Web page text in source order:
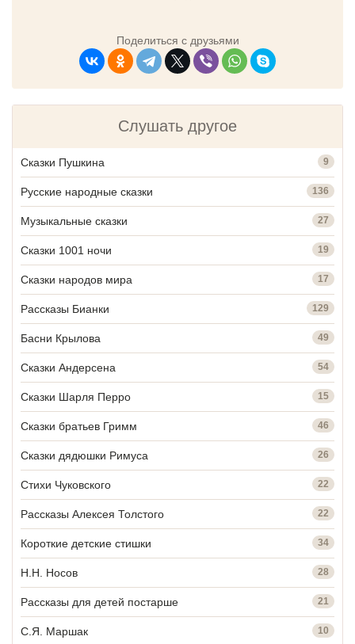
Поделиться с друзьями
Слушать другое
Сказки Пушкина 9
Русские народные сказки 136
Музыкальные сказки 27
Сказки 1001 ночи 19
Сказки народов мира 17
Рассказы Бианки 129
Басни Крылова 49
Сказки Андерсена 54
Сказки Шарля Перро 15
Сказки братьев Гримм 46
Сказки дядюшки Римуса 26
Стихи Чуковского 22
Рассказы Алексея Толстого 22
Короткие детские стишки 34
Н.Н. Носов 28
Рассказы для детей постарше 21
С.Я. Маршак 10